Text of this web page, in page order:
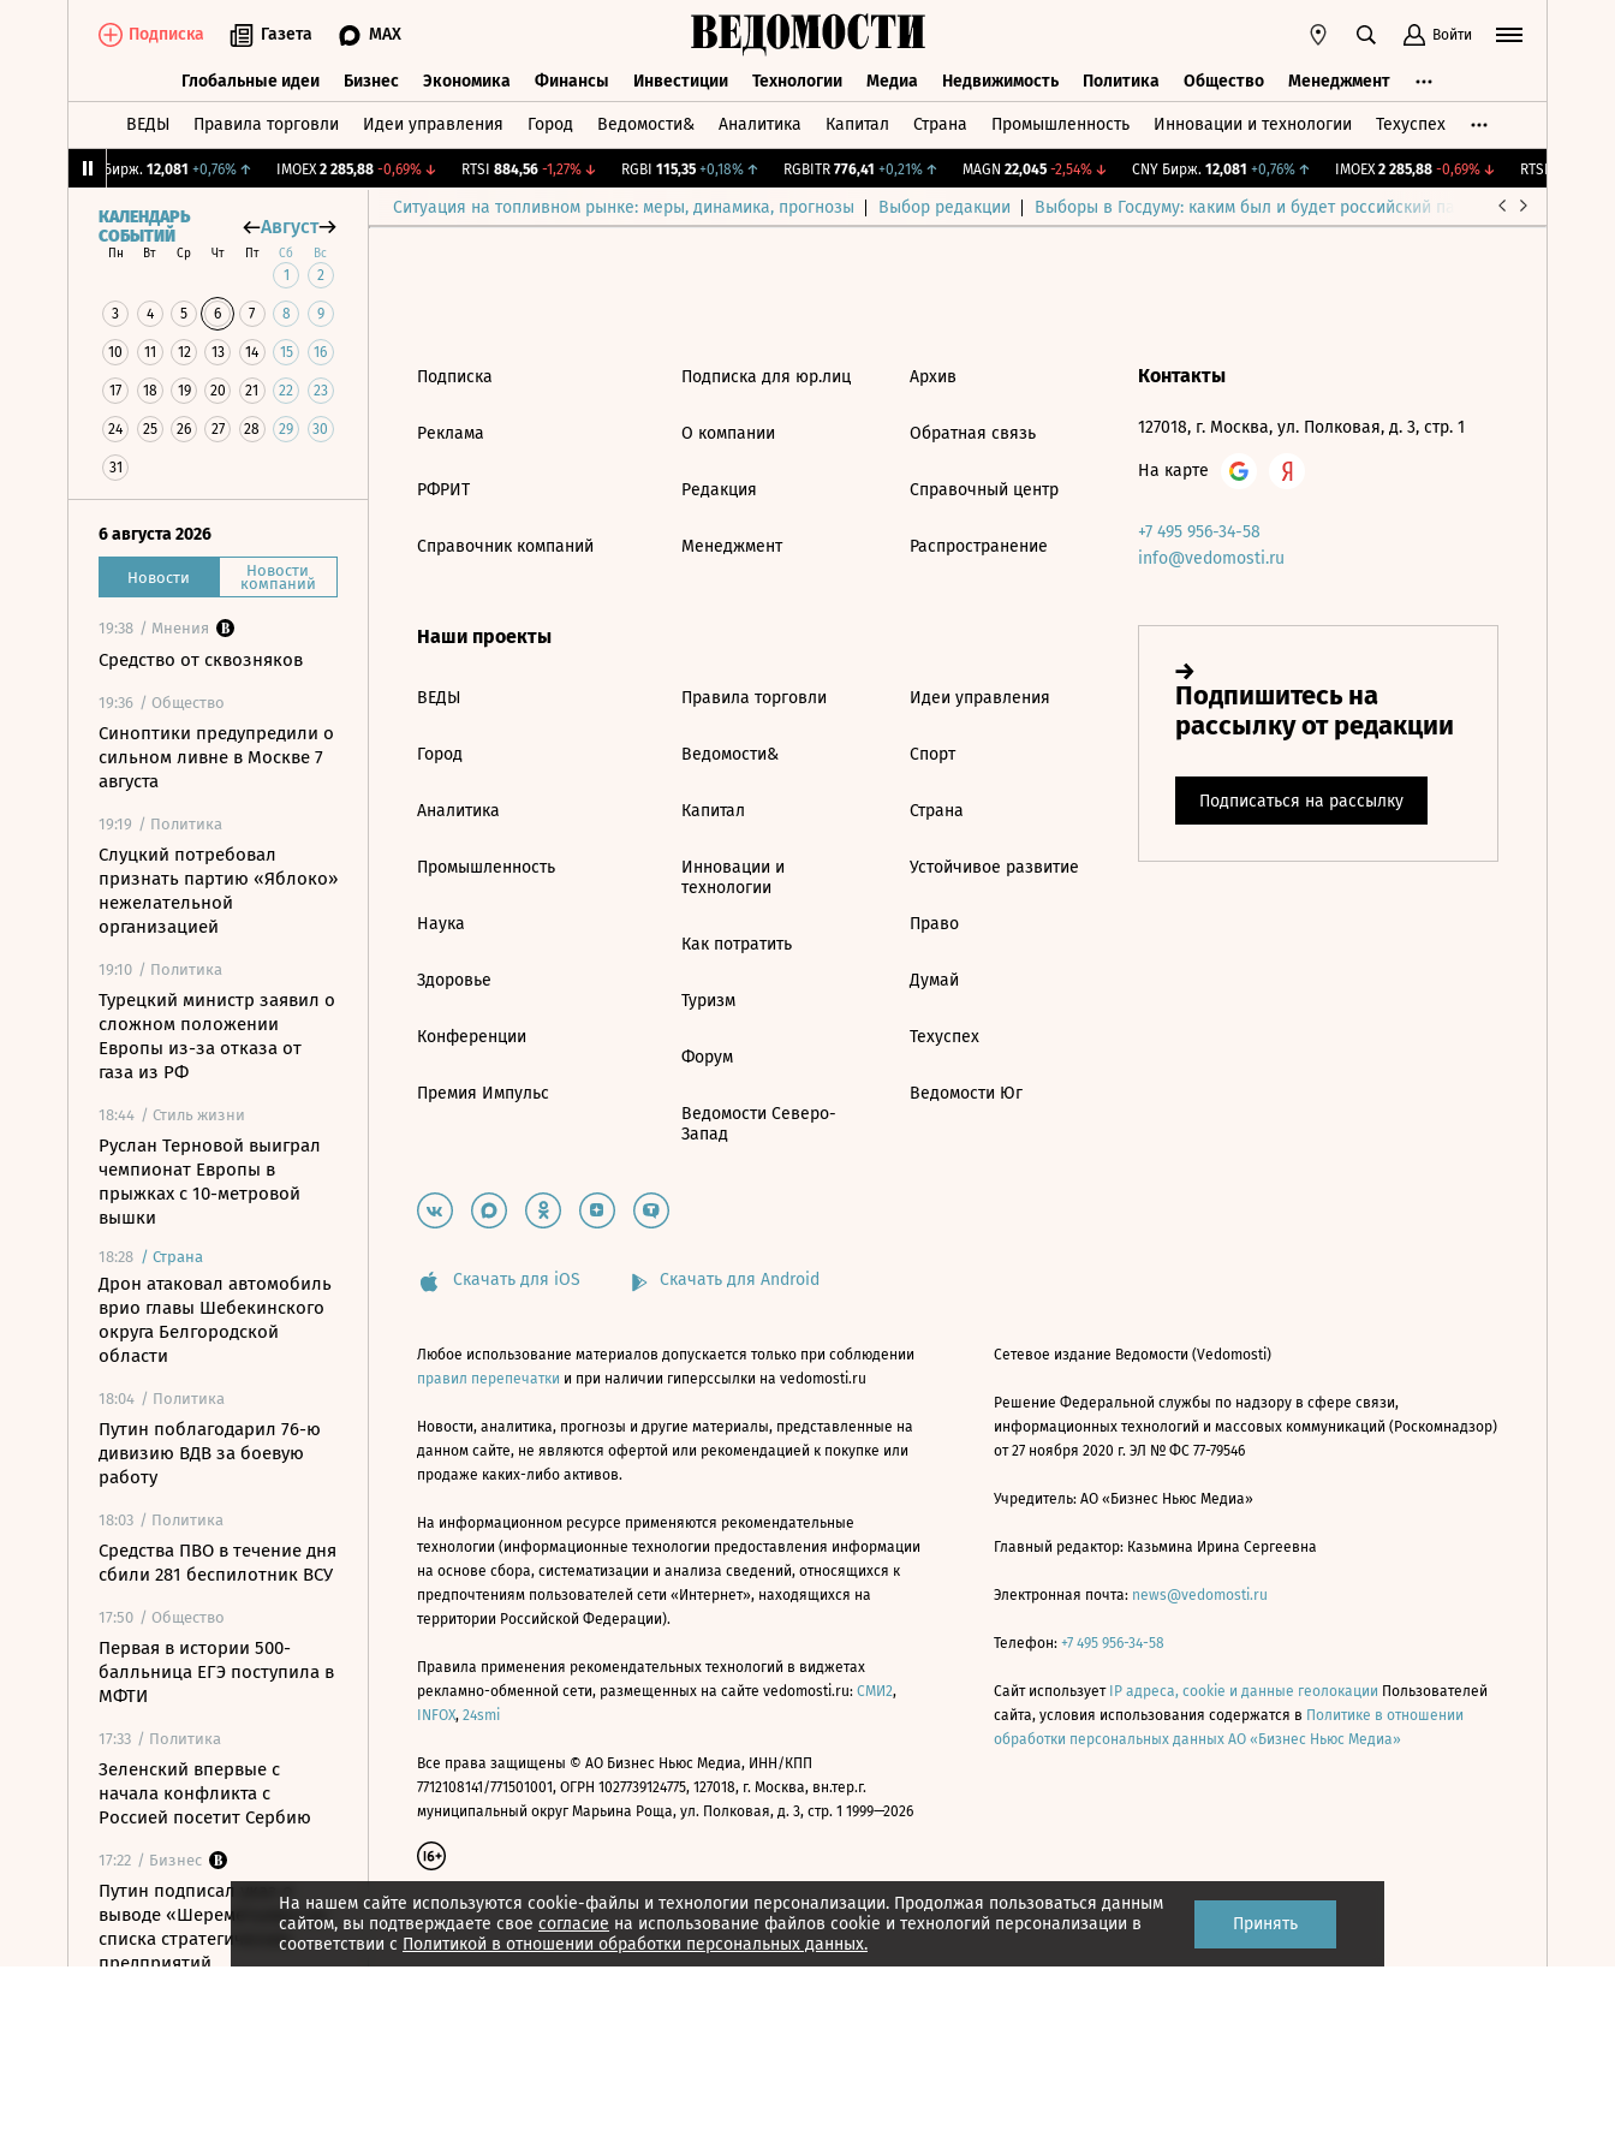
Подписка Газета MAX Войти
Глобальные идеи Бизнес Экономика Финансы Инвестиции Технологии Медиа Недвижимость Политика Общество Менеджмент
ВЕДЫ Правила торговли Идеи управления Город Ведомости& Аналитика Капитал Страна Промышленность Инновации и технологии Техуспех
CNY Бирж. 12,081 +0,76%↑ IMOEX 2 285,88 -0,69%↓ RTSI 884,56 -1,27%↓ RGBI 115,35 +0,18%↑ RGBITR 776,41 +0,21%↑ MAGN 22,045 -2,54%↓ CNY Бирж. 12,081 +0,76%↑ IMOEX 2 285,88 -0,69%↓ RTSI
Ситуация на топливном рынке: меры, динамика, прогнозы Выбор редакции Выборы в Госдуму: каким был и будет российский парламент
КАЛЕНДАРЬ
СОБЫТИЙ
Август
Пн Вт Ср Чт Пт Сб Вс
1 2
3 4 5 6 7 8 9
10 11 12 13 14 15 16
17 18 19 20 21 22 23
24 25 26 27 28 29 30
31
6 августа 2026
Новости Новости
компаний
19:38 / Мнения
Средство от сквозняков
19:36 / Общество
Синоптики предупредили о
сильном ливне в Москве 7
августа
19:19 / Политика
Слуцкий потребовал
признать партию «Яблоко»
нежелательной
организацией
19:10 / Политика
Турецкий министр заявил о
сложном положении
Европы из-за отказа от
газа из РФ
18:44 / Стиль жизни
Руслан Терновой выиграл
чемпионат Европы в
прыжках с 10-метровой
вышки
18:28 / Страна
Дрон атаковал автомобиль
врио главы Шебекинского
округа Белгородской
области
18:04 / Политика
Путин поблагодарил 76-ю
дивизию ВДВ за боевую
работу
18:03 / Политика
Средства ПВО в течение дня
сбили 281 беспилотник ВСУ
17:50 / Общество
Первая в истории 500-
балльница ЕГЭ поступила в
МФТИ
17:33 / Политика
Зеленский впервые с
начала конфликта с
Россией посетит Сербию
17:22 / Бизнес
Путин подписал указ о
выводе «Шереметьево» из
списка стратегических
предприятий
На нашем сайте используются cookie-файлы и технологии персонализации. Продолжая пользоваться данным
сайтом, вы подтверждаете свое согласие на использование файлов cookie и технологий персонализации в
соответствии с Политикой в отношении обработки персональных данных.
Принять
Подписка
Реклама
РФРИТ
Справочник компаний
Подписка для юр.лиц
О компании
Редакция
Менеджмент
Архив
Обратная связь
Справочный центр
Распространение
Наши проекты
ВЕДЫ
Город
Аналитика
Промышленность
Наука
Здоровье
Конференции
Премия Импульс
Правила торговли
Ведомости&
Капитал
Инновации и
технологии
Как потратить
Туризм
Форум
Ведомости Северо-
Запад
Идеи управления
Спорт
Страна
Устойчивое развитие
Право
Думай
Техуспех
Ведомости Юг
Контакты
127018, г. Москва, ул. Полковая, д. 3, стр. 1
На карте
+7 495 956-34-58
info@vedomosti.ru
Скачать для iOS Скачать для Android
Любое использование материалов допускается только при соблюдении
правил перепечатки и при наличии гиперссылки на vedomosti.ru
Новости, аналитика, прогнозы и другие материалы, представленные на
данном сайте, не являются офертой или рекомендацией к покупке или
продаже каких-либо активов.
На информационном ресурсе применяются рекомендательные
технологии (информационные технологии предоставления информации
на основе сбора, систематизации и анализа сведений, относящихся к
предпочтениям пользователей сети «Интернет», находящихся на
территории Российской Федерации).
Правила применения рекомендательных технологий в виджетах
рекламно-обменной сети, размещенных на сайте vedomosti.ru: СМИ2,
INFOX, 24smi
Все права защищены © АО Бизнес Ньюс Медиа, ИНН/КПП
7712108141/771501001, ОГРН 1027739124775, 127018, г. Москва, вн.тер.г.
муниципальный округ Марьина Роща, ул. Полковая, д. 3, стр. 1 1999—2026
Сетевое издание Ведомости (Vedomosti)
Решение Федеральной службы по надзору в сфере связи,
информационных технологий и массовых коммуникаций (Роскомнадзор)
от 27 ноября 2020 г. ЭЛ № ФС 77-79546
Учредитель: АО «Бизнес Ньюс Медиа»
Главный редактор: Казьмина Ирина Сергеевна
Электронная почта: news@vedomosti.ru
Телефон: +7 495 956-34-58
Сайт использует IP адреса, cookie и данные геолокации Пользователей
сайта, условия использования содержатся в Политике в отношении
обработки персональных данных АО «Бизнес Ньюс Медиа»